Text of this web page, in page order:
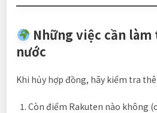
Những việc cần
nước
Khi hủy hợp đồng, hãy kiểm tra
Còn điểm Rakuten nào không